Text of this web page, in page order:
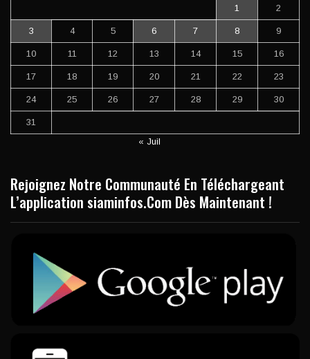
1 2
3 4 5 6 7 8 9
10 11 12 13 14 15 16
17 18 19 20 21 22 23
24 25 26 27 28 29 30
31
« Juil
Rejoignez Notre Communauté En Téléchargeant
L’application siaminfos.Com Dès Maintenant !